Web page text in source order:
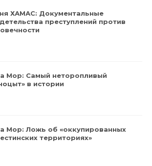
ХАМАС: Документальные
преступлений против
Мор: Самый неторопливый
в истории
Мор: Ложь об «оккупированных
территориях»